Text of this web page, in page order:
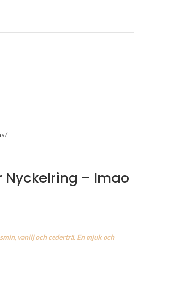
– Imao
vanilj och cederträ. En mjuk och